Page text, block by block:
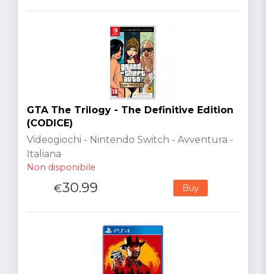
GTA The Trilogy - The Definitive Edition
(CODICE)
Videogiochi - Nintendo Switch - Avventura -
Italiana
Non disponibile
€30.99 Buy